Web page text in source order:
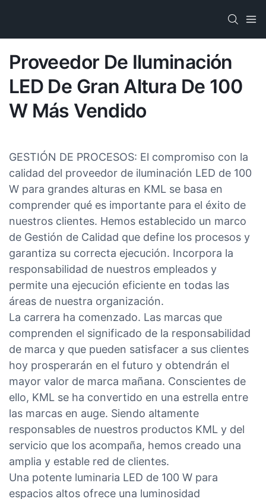
Proveedor De Iluminación
LED De Gran Altura De 100
W Más Vendido
GESTIÓN DE PROCESOS: El compromiso con la
calidad del proveedor de iluminación LED de 100
W para grandes alturas en KML se basa en
comprender qué es importante para el éxito de
nuestros clientes. Hemos establecido un marco
de Gestión de Calidad que define los procesos y
garantiza su correcta ejecución. Incorpora la
responsabilidad de nuestros empleados y
permite una ejecución eficiente en todas las
áreas de nuestra organización.
La carrera ha comenzado. Las marcas que
comprenden el significado de la responsabilidad
de marca y que pueden satisfacer a sus clientes
hoy prosperarán en el futuro y obtendrán el
mayor valor de marca mañana. Conscientes de
ello, KML se ha convertido en una estrella entre
las marcas en auge. Siendo altamente
responsables de nuestros productos KML y del
servicio que los acompaña, hemos creado una
amplia y estable red de clientes.
Una potente luminaria LED de 100 W para
espacios altos ofrece una luminosidad